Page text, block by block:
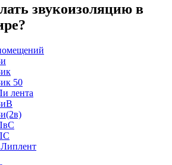
звукоизоляцию в
50
лента